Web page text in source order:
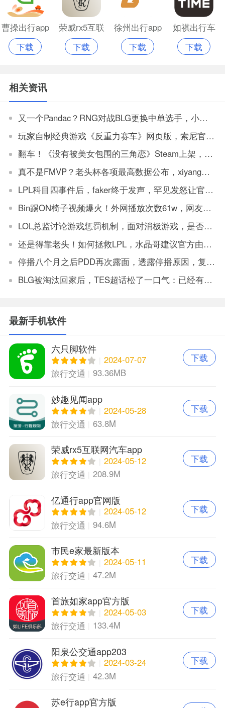
曹操出行app
车主端
下载
荣威rx5互联
网汽车app
下载
徐州出行app
免费乘车版
下载
如祺出行车
主app官网版
下载
相关资讯
又一个Pandac？RNG对战BLG更换中单选手，小中单LPL首秀就打左手
玩家自制经典游戏《反重力赛车》网页版，索尼官方回应来了
翻车！《没有被美女包围的三角恋》Steam上架，售价不到10元却被吐槽骗钱
真不是FMVP？老头杯各项最高数据公布，xiyang单杀王，theshy被单杀王
LPL科目四事件后，faker终于发声，罕见发怒让官方解决
Bin踢ON椅子视频爆火！外网播放次数61w，网友：坏事传千里
LOL总监讨论游戏惩罚机制，面对消极游戏，是否要永久封机器？
还是得靠老头！如何拯救LPL，水晶哥建议官方由观众投票让老头复出打比赛
停播八个月之后PDD再次露面，透露停播原因，复播将不会在斗鱼
BLG被淘汰回家后，TES超话松了一口气：已经有垫底得了
最新手机软件
六只脚软件
2024-07-07
旅行交通
93.36MB
下载
妙趣见闻app
2024-05-28
旅行交通
63.8M
下载
荣威rx5互联网汽车app
2024-05-12
旅行交通
208.9M
下载
亿通行app官网版
2024-05-12
旅行交通
94.6M
下载
市民e家最新版本
2024-05-11
旅行交通
47.2M
下载
首旅如家app官方版
2024-05-03
旅行交通
133.4M
下载
阳泉公交通app203
2024-03-24
旅行交通
42.3M
下载
苏e行app官方版